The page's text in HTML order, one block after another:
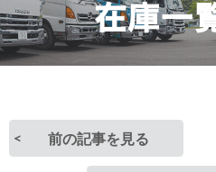
前の記事を見る